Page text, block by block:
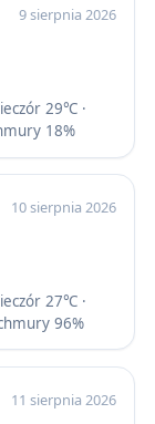
9 sierpnia 2026
29℃ ·
18%
10 sierpnia 2026
27℃ ·
96%
11 sierpnia 2026